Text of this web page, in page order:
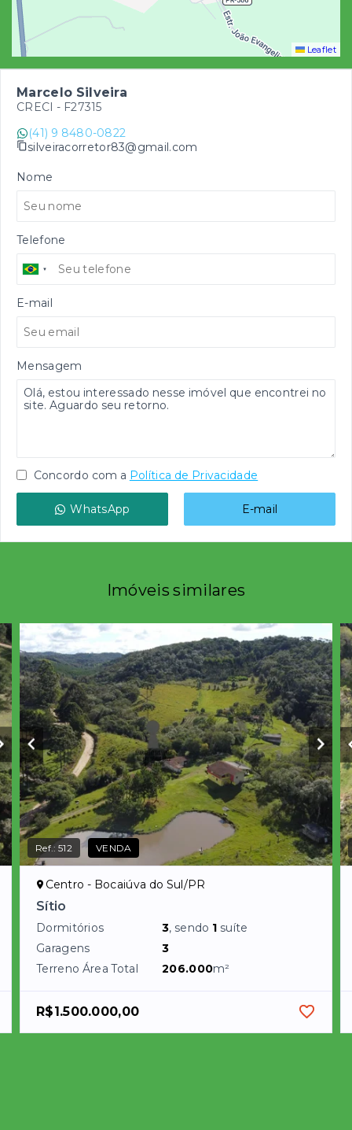
Leaflet
Marcelo Silveira
CRECI - F27315
(41) 9 8480-0822
silveiracorretor83@gmail.com
Nome
Telefone
E-mail
Mensagem
Concordo com a Política de Privacidade
WhatsApp E-mail
Imóveis similares
Ref.:512 VENDA
Centro - Bocaiúva do Sul/PR
Sítio
Dormitórios 3, sendo 1 suíte
Garagens
3
Terreno Área Total
206.000m²
R$1.500.000,00